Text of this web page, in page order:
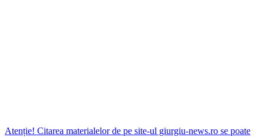
Atenție! Citarea materialelor de pe site-ul giurgiu-news.ro se poate